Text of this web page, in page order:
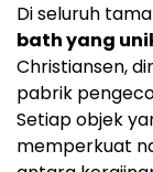
Di seluruh
bath yang
Christiansen,
pabrik
Setiap objek
memperkuat